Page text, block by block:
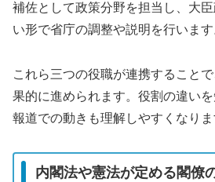
補佐として政策分野を担当し、大
い形で省庁の調整や説明を行います
これら三つの役職が連携すること
果的に進められます。役割の違い
報道での動きも理解しやすくなりま
内閣法や憲法が定める閣僚